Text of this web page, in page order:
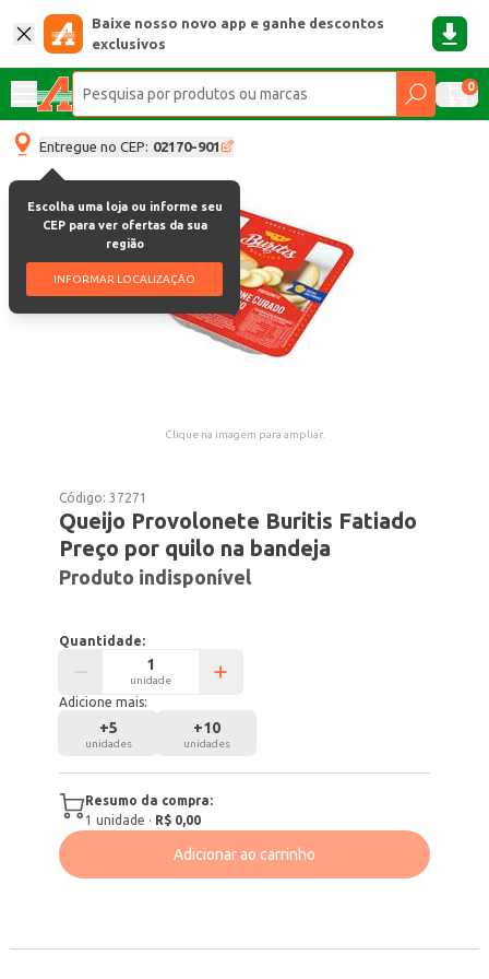
Baixe nosso novo app e ganhe descontos
exclusivos
0
Entregue no CEP: 02170-901
Escolha uma loja ou informe seu
CEP para ver ofertas da sua
região
INFORMAR LOCALIZAÇÃO
Clique na imagem para ampliar.
Código:37271
Queijo Provolonete Buritis Fatiado
Preço por quilo na bandeja
Produto indisponível
Quantidade:
unidade
Adicione mais:
+5
unidades
+10
unidades
Resumo da compra:
1 unidade · R$ 0,00
Adicionar ao carrinho